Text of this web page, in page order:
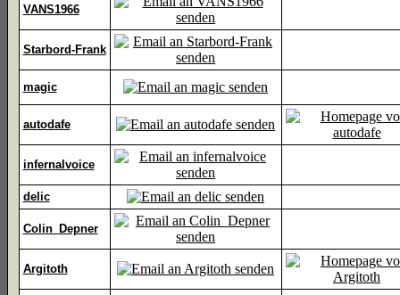
VANS1966
Starbord-Frank
magic
autodafe
infernalvoice
delic
Colin_Depner
Argitoth